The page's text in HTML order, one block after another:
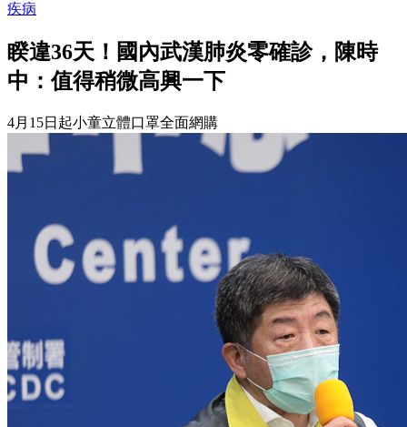
疾病
睽違36天！國內武漢肺炎零確診，陳時
中：值得稍微高興一下
4月15日起小童立體口罩全面網購